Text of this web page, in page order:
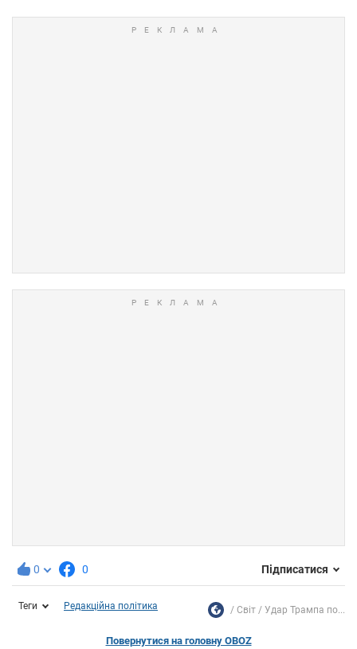
0 0 Підписатися
Теги Редакційна політика Світ Удар Трампа по...
Повернутися на головну OBOZ